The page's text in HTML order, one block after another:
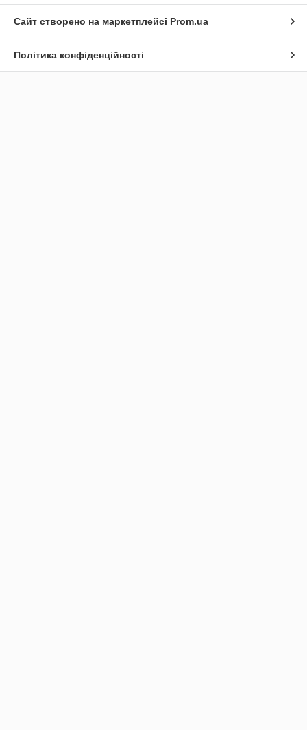
Сайт створено на маркетплейсі Prom.ua
Політика конфіденційності